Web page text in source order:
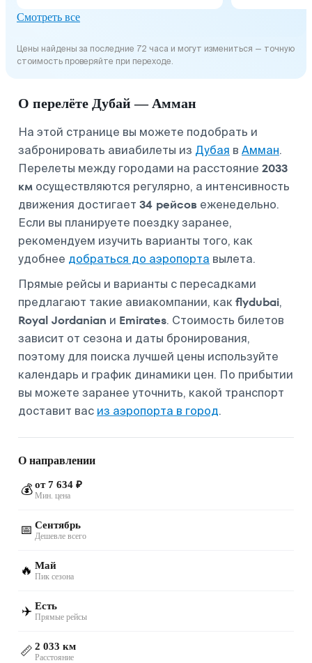
Смотреть все
Цены найдены за последние 72 часа и могут измениться — точную
стоимость проверяйте при переходе.
О перелёте Дубай — Амман
На этой странице вы можете подобрать и
забронировать авиабилеты из Дубая в Амман.
Перелеты между городами на расстояние 2033
км осуществляются регулярно, а интенсивность
движения достигает 34 рейсов еженедельно.
Если вы планируете поездку заранее,
рекомендуем изучить варианты того, как
удобнее добраться до аэропорта вылета.
Прямые рейсы и варианты с пересадками
предлагают такие авиакомпании, как flydubai,
Royal Jordanian и Emirates. Стоимость билетов
зависит от сезона и даты бронирования,
поэтому для поиска лучшей цены используйте
календарь и график динамики цен. По прибытии
вы можете заранее уточнить, какой транспорт
доставит вас из аэропорта в город.
О направлении
💰 от 7 634 ₽
Мин. цена
📅 Сентябрь
Дешевле всего
🔥 Май
Пик сезона
✈️ Есть
Прямые рейсы
📏 2 033 км
Расстояние